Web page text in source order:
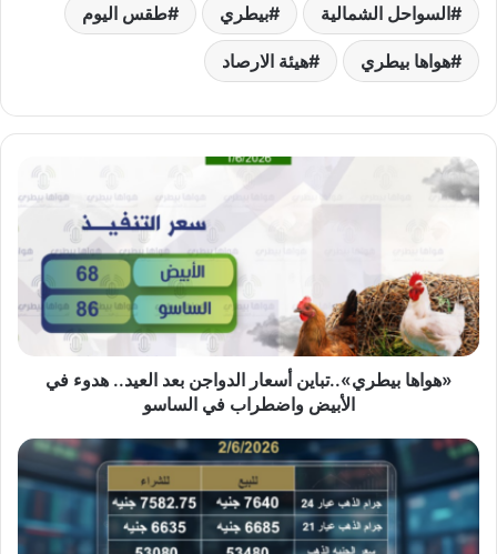
السواحل الشمالية بيطري طقس اليوم
هواها بيطري هيئة الارصاد
«هواها
بيطري»..تباين
أسعار
العيد..
هدوء
في
الأبيض
واضطراب
«هواها بيطري»..تباين أسعار الدواجن بعد العيد.. هدوء في
الأبيض واضطراب في الساسو
«هواها
بيطري»:انخفاض
الذهب
والفضة
والدولار..ارتفاع